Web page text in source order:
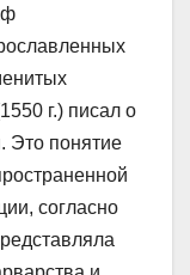
г.) писал о
Это понятие
согласно